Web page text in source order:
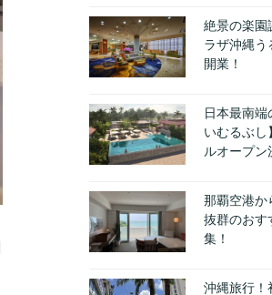
絶景の楽園
ラザ沖縄う
開業！
日本最南端
いむるぶし
ルオープン
那覇空港か
抜群のおす
集！
沖縄旅行！